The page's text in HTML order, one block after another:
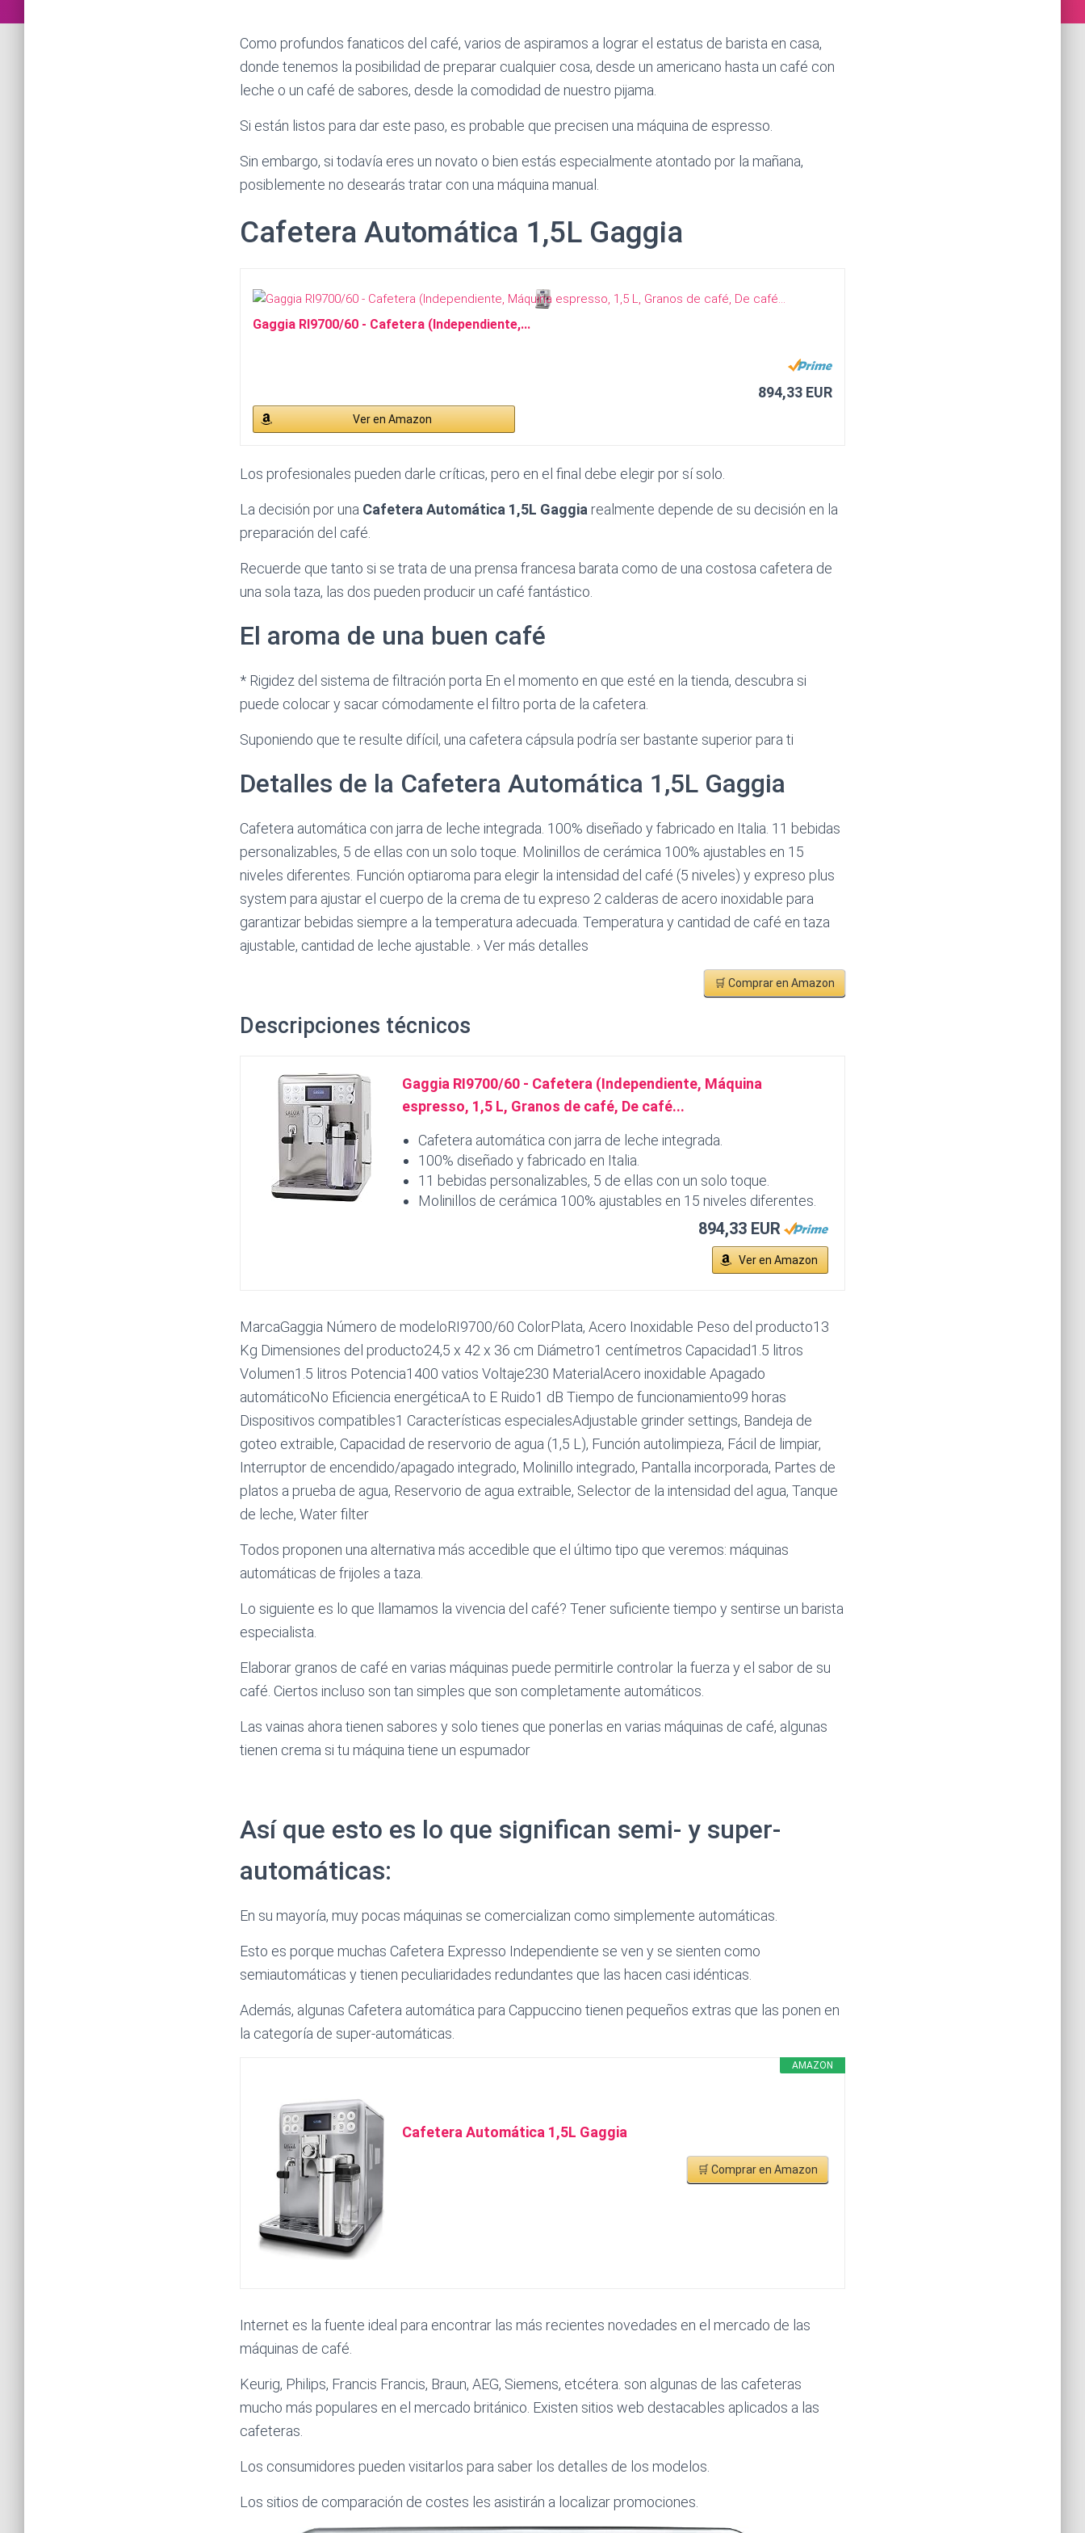
Como profundos fanaticos del café, varios de aspiramos a lograr el estatus de barista en casa,
donde tenemos la posibilidad de preparar cualquier cosa, desde un americano hasta un café con
leche o un café de sabores, desde la comodidad de nuestro pijama.
Si están listos para dar este paso, es probable que precisen una máquina de espresso.
Sin embargo, si todavía eres un novato o bien estás especialmente atontado por la mañana,
posiblemente no desearás tratar con una máquina manual.
Cafetera Automática 1,5L Gaggia
Gaggia RI9700/60 - Cafetera (Independiente,...
894,33 EUR
Ver en Amazon
Los profesionales pueden darle críticas, pero en el final debe elegir por sí solo.
La decisión por una Cafetera Automática 1,5L Gaggia realmente depende de su decisión en la
preparación del café.
Recuerde que tanto si se trata de una prensa francesa barata como de una costosa cafetera de
una sola taza, las dos pueden producir un café fantástico.
El aroma de una buen café
* Rigidez del sistema de filtración porta En el momento en que esté en la tienda, descubra si
puede colocar y sacar cómodamente el filtro porta de la cafetera.
Suponiendo que te resulte difícil, una cafetera cápsula podría ser bastante superior para ti
Detalles de la Cafetera Automática 1,5L Gaggia
Cafetera automática con jarra de leche integrada. 100% diseñado y fabricado en Italia. 11 bebidas
personalizables, 5 de ellas con un solo toque. Molinillos de cerámica 100% ajustables en 15
niveles diferentes. Función optiaroma para elegir la intensidad del café (5 niveles) y expreso plus
system para ajustar el cuerpo de la crema de tu expreso 2 calderas de acero inoxidable para
garantizar bebidas siempre a la temperatura adecuada. Temperatura y cantidad de café en taza
ajustable, cantidad de leche ajustable. › Ver más detalles
🛒 Comprar en Amazon
Descripciones técnicos
Gaggia RI9700/60 - Cafetera (Independiente, Máquina
espresso, 1,5 L, Granos de café, De café...
Cafetera automática con jarra de leche integrada.
100% diseñado y fabricado en Italia.
11 bebidas personalizables, 5 de ellas con un solo toque.
Molinillos de cerámica 100% ajustables en 15 niveles diferentes.
894,33 EUR
Ver en Amazon
MarcaGaggia Número de modeloRI9700/60 ColorPlata, Acero Inoxidable Peso del producto13
Kg Dimensiones del producto24,5 x 42 x 36 cm Diámetro1 centímetros Capacidad1.5 litros
Volumen1.5 litros Potencia1400 vatios Voltaje230 MaterialAcero inoxidable Apagado
automáticoNo Eficiencia energéticaA to E Ruido1 dB Tiempo de funcionamiento99 horas
Dispositivos compatibles1 Características especialesAdjustable grinder settings, Bandeja de
goteo extraible, Capacidad de reservorio de agua (1,5 L), Función autolimpieza, Fácil de limpiar,
Interruptor de encendido/apagado integrado, Molinillo integrado, Pantalla incorporada, Partes de
platos a prueba de agua, Reservorio de agua extraible, Selector de la intensidad del agua, Tanque
de leche, Water filter
Todos proponen una alternativa más accedible que el último tipo que veremos: máquinas
automáticas de frijoles a taza.
Lo siguiente es lo que llamamos la vivencia del café? Tener suficiente tiempo y sentirse un barista
especialista.
Elaborar granos de café en varias máquinas puede permitirle controlar la fuerza y el sabor de su
café. Ciertos incluso son tan simples que son completamente automáticos.
Las vainas ahora tienen sabores y solo tienes que ponerlas en varias máquinas de café, algunas
tienen crema si tu máquina tiene un espumador
Así que esto es lo que significan semi- y super-
automáticas:
En su mayoría, muy pocas máquinas se comercializan como simplemente automáticas.
Esto es porque muchas Cafetera Expresso Independiente se ven y se sienten como
semiautomáticas y tienen peculiaridades redundantes que las hacen casi idénticas.
Además, algunas Cafetera automática para Cappuccino tienen pequeños extras que las ponen en
la categoría de super-automáticas.
AMAZON
Cafetera Automática 1,5L Gaggia
🛒 Comprar en Amazon
Internet es la fuente ideal para encontrar las más recientes novedades en el mercado de las
máquinas de café.
Keurig, Philips, Francis Francis, Braun, AEG, Siemens, etcétera. son algunas de las cafeteras
mucho más populares en el mercado británico. Existen sitios web destacables aplicados a las
cafeteras.
Los consumidores pueden visitarlos para saber los detalles de los modelos.
Los sitios de comparación de costes les asistirán a localizar promociones.